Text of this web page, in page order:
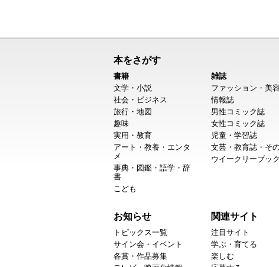
本をさがす
書籍
文学・小説
社会・ビジネス
旅行・地図
趣味
実用・教育
アート・教養・エンタ
メ
事典・図鑑・語学・辞
書
こども
雑誌
ファッション・美
情報誌
男性コミック誌
女性コミック誌
児童・学習誌
文芸・教育誌・そ
ウイークリーブック
お知らせ
トピックス一覧
サイン会・イベント
各賞・作品募集
関連サイト
注目サイト
学ぶ・育てる
楽しむ